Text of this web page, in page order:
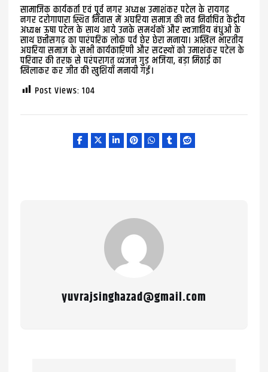
सामाजिक कार्यकर्ता एवं पूर्व नगर अध्यक्ष उमाशंकर पटेल के रायगढ़
नगर दरोगापारा स्थित निवास में अघरिया समाज की नव निर्वाचित केंद्रीय
अध्यक्ष ऊषा पटेल के साथ आये उनके समर्थकों और स्वजातिय बंधुओं के
साथ छत्तीसगढ़ का पारंपरिक लोक पर्व छेर छेरा मनाया। अखिल भारतीय
अघरिया समाज के सभी कार्यकारिणी और सदस्यों को उमाशंकर पटेल के
परिवार की तरफ़ से परंपरागत व्यंजन गुड़ भजिया, बड़ा मिठाई का
खिलाकर कर जीत की खुशियाँ मनायी गईं।
Post Views: 104
yuvrajsinghazad@gmail.com